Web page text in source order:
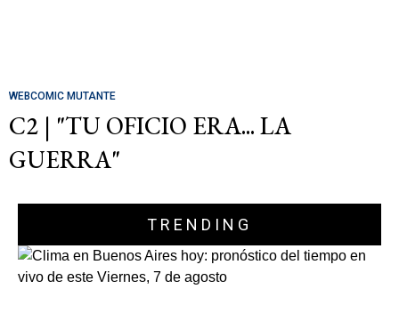
WEBCOMIC MUTANTE
C2 | "TU OFICIO ERA... LA
GUERRA"
TRENDING